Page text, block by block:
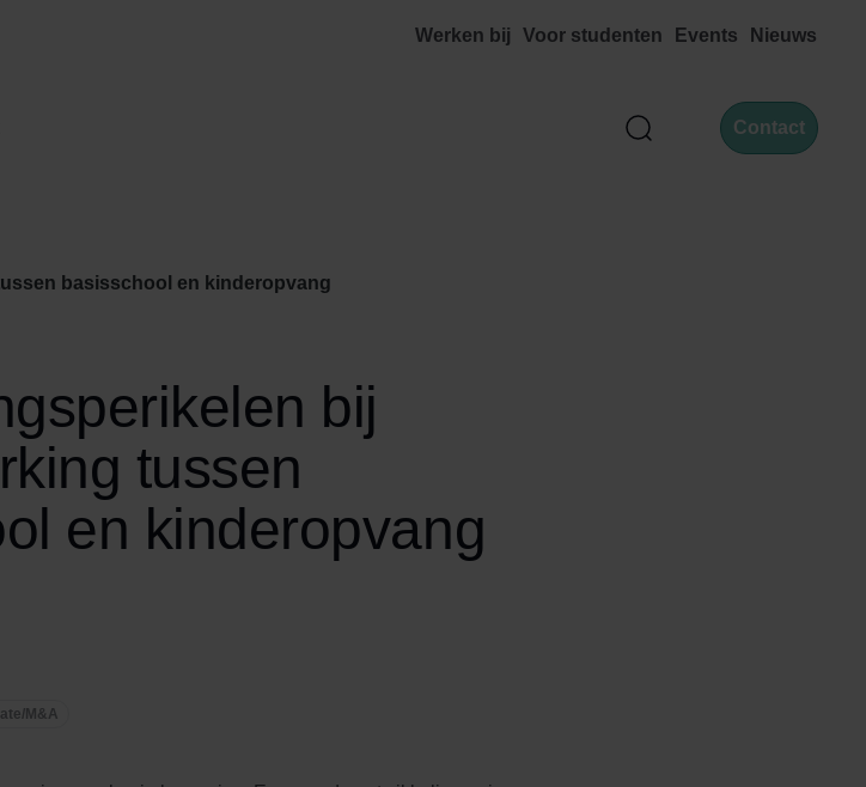
Werken bij Voor studenten Events Nieuws
Zoek Contact
basisschool en kinderopvang
bij
tussen
en kinderopvang
M&A